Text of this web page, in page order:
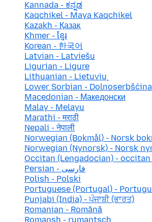
Kannada - ಕನ್ನಡ
Kaqchikel - Maya Kaqchikel
Kazakh - Қазақ
Khmer - ខ្មែរ
Korean - 한국어
Latvian - Latviešu
Ligurian - Ligure
Lithuanian - Lietuvių
Lower Sorbian - Dolnoserbšćina
Macedonian - Македонски
Malay - Melayu
Marathi - मराठी
Nepali - नेपाली
Norwegian (Bokmål) - Norsk
Norwegian (Nynorsk) - Norsk
Occitan (Lengadocian) -
Persian - فارسی
Polish - Polski
Portuguese (Portugal) -
Punjabi (India) - ਪੰਜਾਬੀ (ਭਾਰਤ)
Romanian - Română
Romansh - rumantsch